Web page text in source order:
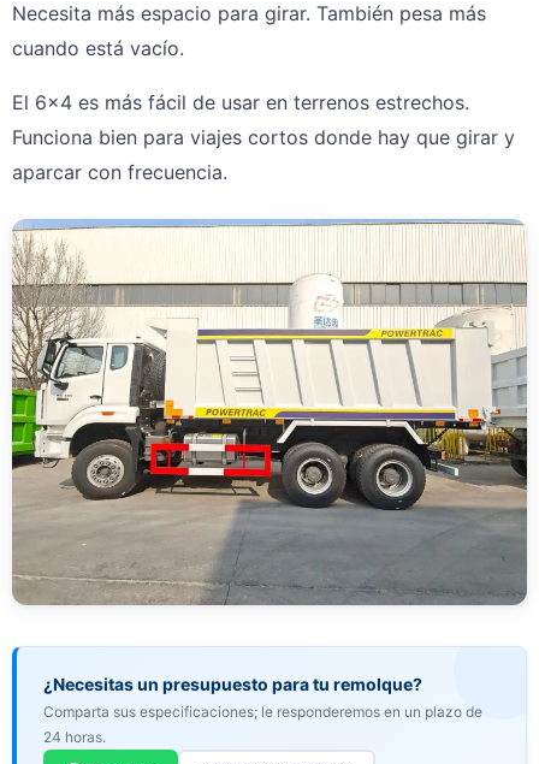
Necesita más espacio para girar. También pesa más
cuando está vacío.
El 6×4 es más fácil de usar en terrenos estrechos.
Funciona bien para viajes cortos donde hay que girar y
aparcar con frecuencia.
¿Necesitas un presupuesto para tu remolque?
Comparta sus especificaciones; le responderemos en un plazo de
24 horas.